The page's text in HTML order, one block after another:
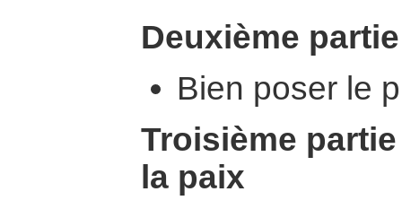
Deuxième partie
Bien poser le
Troisième
la paix